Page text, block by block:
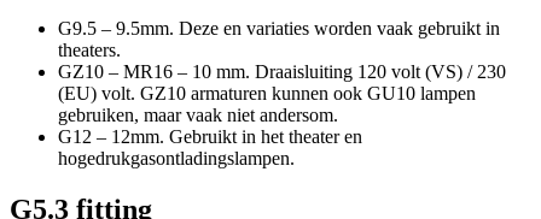
G9.5 – 9.5mm. Deze en variaties worden vaak gebruikt in
theaters.
GZ10 – MR16 – 10 mm. Draaisluiting 120 volt (VS) / 230
(EU) volt. GZ10 armaturen kunnen ook GU10 lampen
gebruiken, maar vaak niet andersom.
G12 – 12mm. Gebruikt in het theater en
hogedrukgasontladingslampen.
G5.3 fitting